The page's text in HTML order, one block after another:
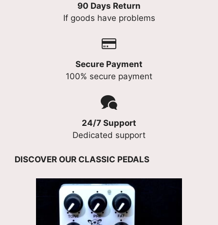
90 Days Return
If goods have problems
Secure Payment
100% secure payment
24/7 Support
Dedicated support
DISCOVER OUR CLASSIC PEDALS